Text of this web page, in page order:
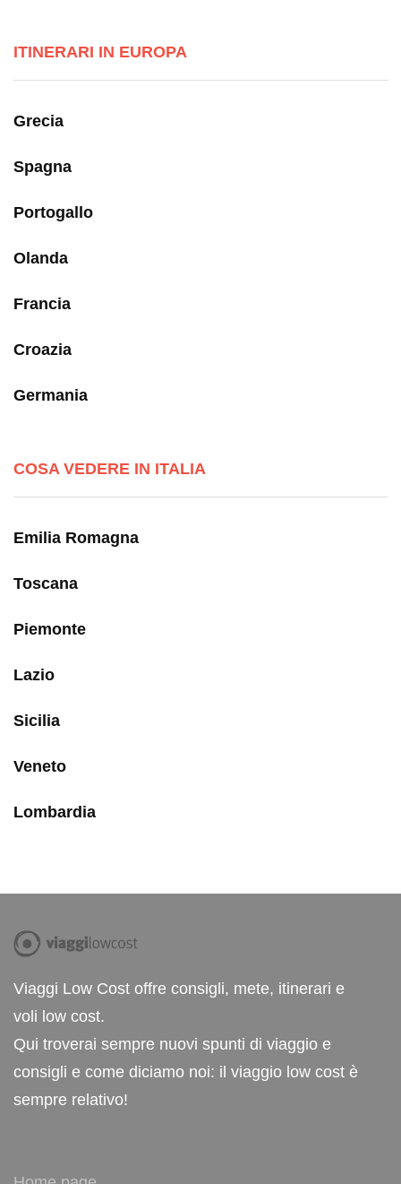
ITINERARI IN EUROPA
Grecia
Spagna
Portogallo
Olanda
Francia
Croazia
Germania
COSA VEDERE IN ITALIA
Emilia Romagna
Toscana
Piemonte
Lazio
Sicilia
Veneto
Lombardia
Viaggi Low Cost offre consigli, mete, itinerari e
voli low cost.
Qui troverai sempre nuovi spunti di viaggio e
consigli e come diciamo noi: il viaggio low cost è
sempre relativo!